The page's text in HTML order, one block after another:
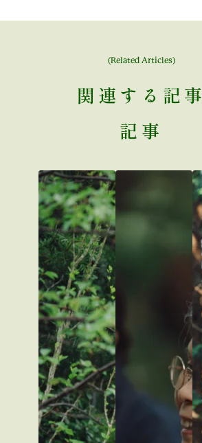
関連する 記事
記事
(Related Articles)